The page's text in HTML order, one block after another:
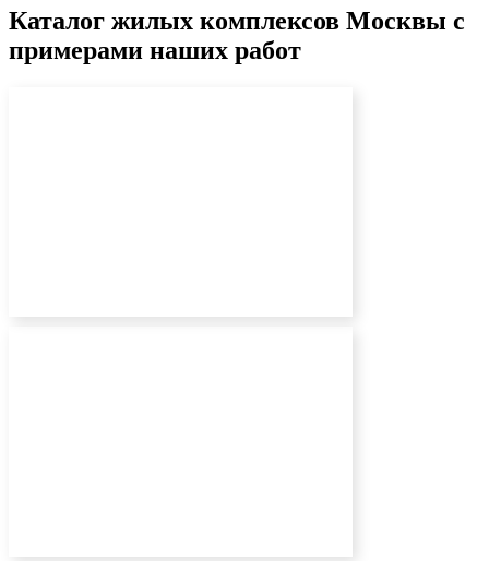
Каталог жилых комплексов Москвы с
примерами наших работ